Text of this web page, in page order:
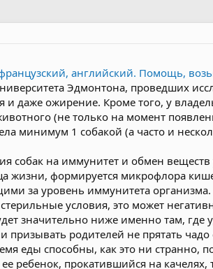
английский. Помощь,
Эдмонтона, проведших
и даже ожирение. Кроме того, у
(не только на момент
минимум 1 собакой (а часто и
собак на иммунитет и обмен
жизни, формируется микрофлора
за уровень иммунитета
условия, это может
значительно ниже именно там,
призывать родителей не прятать
еды способны, как это ни странно,
ребенок, прокатившийся на